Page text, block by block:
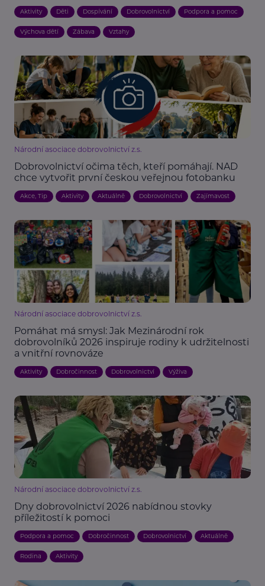
Aktivity Děti Dospívání Dobrovolnictví Podpora a pomoc
Výchova dětí Zábava Vztahy
Národní asociace dobrovolnictví z.s.
Dobrovolnictví očima těch, kteří pomáhají. NAD
chce vytvořit první českou veřejnou fotobanku
Akce, Tip Aktivity Aktuálně Dobrovolnictví Zajímavost
Národní asociace dobrovolnictví z.s.
Pomáhat má smysl: Jak Mezinárodní rok
dobrovolníků 2026 inspiruje rodiny k udržitelnosti
a vnitřní rovnováze
Aktivity Dobročinnost Dobrovolnictví Výživa
Národní asociace dobrovolnictví z.s.
Dny dobrovolnictví 2026 nabídnou stovky
příležitostí k pomoci
Podpora a pomoc Dobročinnost Dobrovolnictví Aktuálně
Rodina Aktivity